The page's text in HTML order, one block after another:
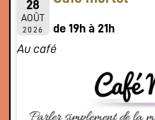
28
AOÛT
2026
de 19h à 21h
Au café